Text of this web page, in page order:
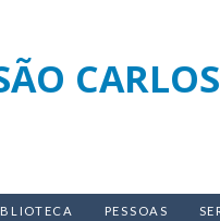
CARLOS
PESSOAS